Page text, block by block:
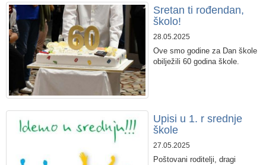
​Sretan ti rođendan,
školo!
28.05.2025
Ove smo godine za Dan škole
obilježili 60 godina škole.
Upisi u 1. r srednje
škole
27.05.2025
Poštovani roditelji, dragi